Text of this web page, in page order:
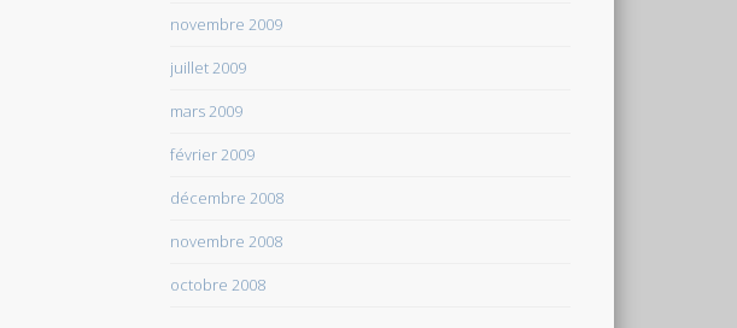
novembre 2009
juillet 2009
mars 2009
février 2009
décembre 2008
novembre 2008
octobre 2008